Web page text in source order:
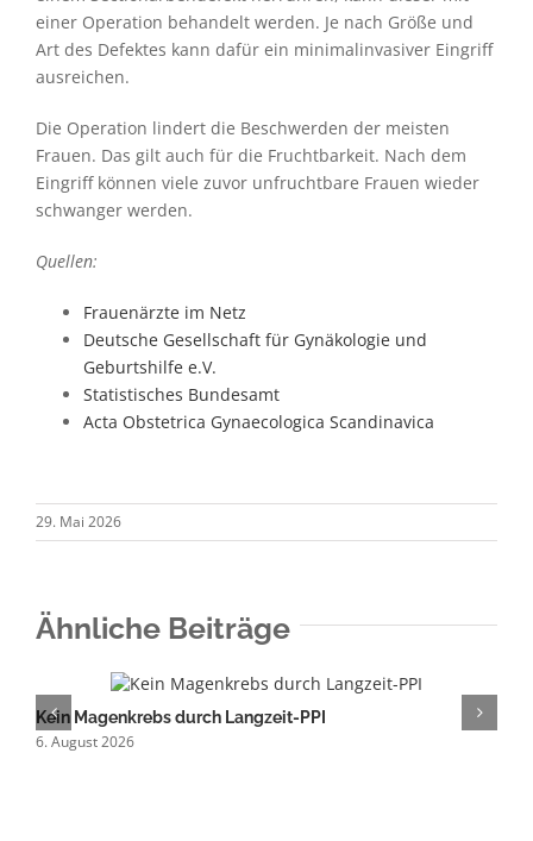
einer Operation behandelt werden. Je nach Größe und
Art des Defektes kann dafür ein minimalinvasiver Eingriff
ausreichen.
Die Operation lindert die Beschwerden der meisten
Frauen. Das gilt auch für die Fruchtbarkeit. Nach dem
Eingriff können viele zuvor unfruchtbare Frauen wieder
schwanger werden.
Quellen:
Frauenärzte im Netz
Deutsche Gesellschaft für Gynäkologie und
Geburtshilfe e.V.
Statistisches Bundesamt
Acta Obstetrica Gynaecologica Scandinavica
29. Mai 2026
Ähnliche Beiträge
Kein Magenkrebs durch Langzeit-PPI
6. August 2026